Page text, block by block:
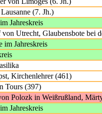
(7. Jh.)
Jahreskreis
Utrecht, Glaubensbote bei
im Jahreskreis
Kirchenlehrer (461)
Tours (397)
Polozk in Weißrußland,
Jahreskreis